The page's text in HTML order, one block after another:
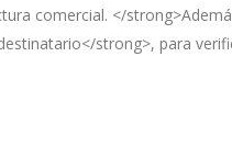
comercial. </
strong>, para